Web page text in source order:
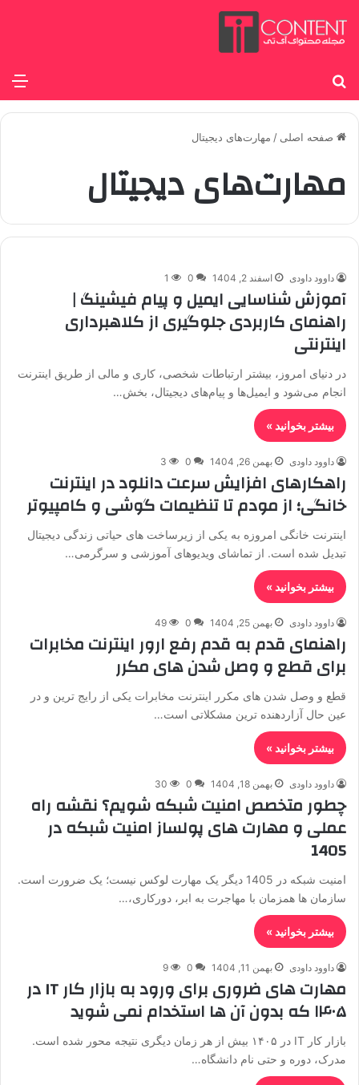
صفحه اصلی / مهارت‌های دیجیتال
مهارت‌های دیجیتال
داوود داودی اسفند 2, 1404 0
1
آموزش شناسایی ایمیل و پیام فیشینگ |
راهنمای کاربردی جلوگیری از کلاهبرداری
اینترنتی
در دنیای امروز، بیشتر ارتباطات شخصی، کاری و مالی از طریق اینترنت
انجام می‌شود و ایمیل‌ها و پیام‌های دیجیتال، بخش…
بیشتر بخوانید »
داوود داودی بهمن 26, 1404 0
3
راهکارهای افزایش سرعت دانلود در اینترنت
خانگی؛ از مودم تا تنظیمات گوشی و کامپیوتر
اینترنت خانگی امروزه به یکی از زیرساخت های حیاتی زندگی دیجیتال
تبدیل شده است. از تماشای ویدیوهای آموزشی و سرگرمی…
بیشتر بخوانید »
داوود داودی بهمن 25, 1404 0
49
راهنمای قدم به قدم رفع ارور اینترنت مخابرات
برای قطع و وصل شدن های مکرر
قطع و وصل شدن های مکرر اینترنت مخابرات یکی از رایج ترین و در
عین حال آزاردهنده ترین مشکلاتی است…
بیشتر بخوانید »
داوود داودی بهمن 18, 1404 0
30
چطور متخصص امنیت شبکه شویم؟ نقشه راه
عملی و مهارت های پولساز امنیت شبکه در
1405
امنیت شبکه در 1405 دیگر یک مهارت لوکس نیست؛ یک ضرورت است.
سازمان ها همزمان با مهاجرت به ابر، دورکاری،…
بیشتر بخوانید »
داوود داودی بهمن 11, 1404 0
9
مهارت های ضروری برای ورود به بازار کار IT در
۱۴۰۵ که بدون آن ها استخدام نمی شوید
بازار کار IT در ۱۴۰۵ بیش از هر زمان دیگری نتیجه محور شده است.
مدرک، دوره و حتی نام دانشگاه…